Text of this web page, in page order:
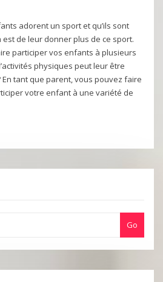
adorent un sport et qu’ils sont
est de leur donner plus de ce sport.
participer vos enfants à plusieurs
physiques peut leur être
tant que parent, vous pouvez faire
votre enfant à une variété de
Go